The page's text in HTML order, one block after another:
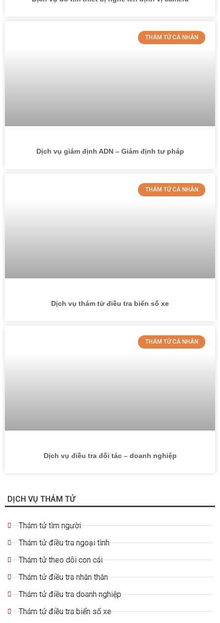
THÁM TỬ CÁ NHÂN
Dịch vụ giám định ADN – Giám định tư pháp
THÁM TỬ CÁ NHÂN
Dịch vụ thám tử điều tra biển số xe
THÁM TỬ CÁ NHÂN
Dịch vụ điều tra đối tác – doanh nghiệp
DỊCH VỤ THÁM TỬ
Thám tử tìm người
Thám tử điều tra ngoại tình
Thám tử theo dõi con cái
Thám tử điều tra nhân thân
Thám tử điều tra doanh nghiệp
Thám tử điều tra biển số xe